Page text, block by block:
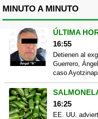
MINUTO A MINUTO
ÚLTIMA
16:55
Detienen al
Guerrero,
caso
16:25
EE. UU.